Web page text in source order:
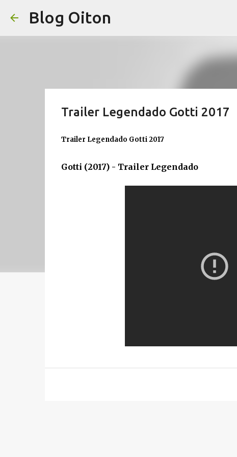
Blog Oiton
Trailer Legendado Gotti 2017
Trailer Legendado Gotti 2017
Gotti (2017) - Trailer Legendado